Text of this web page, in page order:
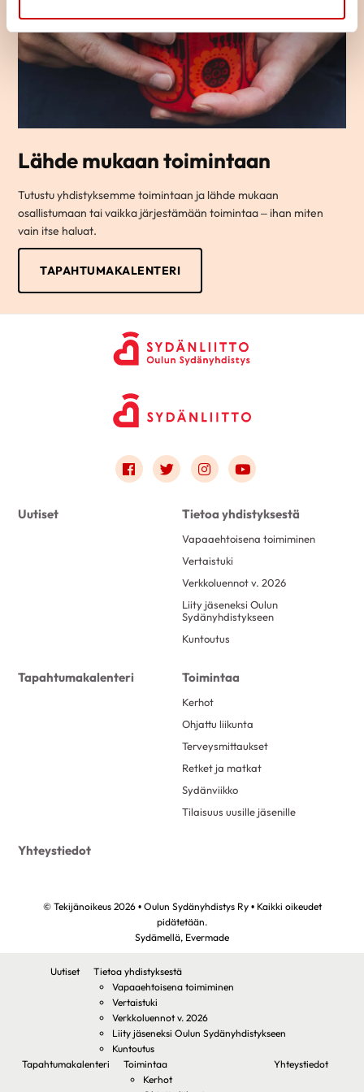
Lähde mukaan toimintaan
Tutustu yhdistyksemme toimintaan ja lähde mukaan
osallistumaan tai vaikka järjestämään toimintaa – ihan miten
vain itse haluat.
TAPAHTUMAKALENTERI
Link to facebook
Link to twitter
Link to instagram
Link to youtube
Uutiset Tietoa yhdistyksestä
Vapaaehtoisena toimiminen
Vertaistuki
Verkkoluennot v. 2026
Liity jäseneksi Oulun
Sydänyhdistykseen
Kuntoutus
Tapahtumakalenteri Toimintaa
Kerhot
Ohjattu liikunta
Terveysmittaukset
Retket ja matkat
Sydänviikko
Tilaisuus uusille jäsenille
Yhteystiedot
© Tekijänoikeus 2026 • Oulun Sydänyhdistys Ry • Kaikki oikeudet
pidätetään.
Sydämellä, Evermade
Uutiset
Tietoa yhdistyksestä
Vapaaehtoisena toimiminen
Vertaistuki
Verkkoluennot v. 2026
Liity jäseneksi Oulun Sydänyhdistykseen
Kuntoutus
Tapahtumakalenteri
Toimintaa
Kerhot
Yhteystiedot